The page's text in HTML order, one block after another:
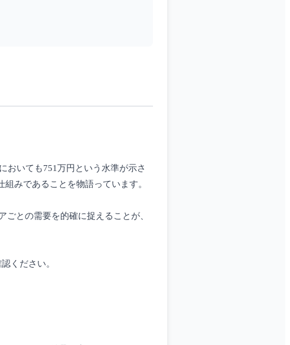
おいても751万円という水準が示さ
みであることを物語っています。
との需要を的確に捉えることが、
ください。